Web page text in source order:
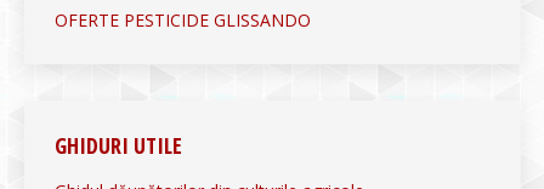
OFERTE PESTICIDE GLISSANDO
GHIDURI UTILE